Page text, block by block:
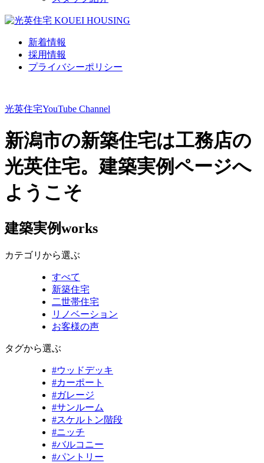
新着情報
採用情報
プライバシーポリシー
光英住宅YouTube Channel
新潟市の新築住宅は工務店の
光英住宅。建築実例ページへ
ようこそ
建築実例works
カテゴリから選ぶ
すべて
新築住宅
二世帯住宅
リノベーション
お客様の声
タグから選ぶ
#ウッドデッキ
#カーポート
#ガレージ
#サンルーム
#スケルトン階段
#ニッチ
#バルコニー
#パントリー